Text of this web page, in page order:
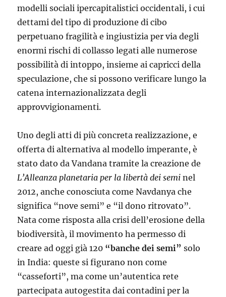
modelli sociali ipercapitalistici occidentali, i cui
dettami del tipo di produzione di cibo
perpetuano fragilità e ingiustizia per via degli
enormi rischi di collasso legati alle numerose
possibilità di intoppo, insieme ai capricci della
speculazione, che si possono verificare lungo la
catena internazionalizzata degli
approvvigionamenti.
Uno degli atti di più concreta realizzazione, e
offerta di alternativa al modello imperante, è
stato dato da Vandana tramite la creazione de
L’Alleanza planetaria per la libertà dei semi nel
2012, anche conosciuta come Navdanya che
significa “nove semi” e “il dono ritrovato”.
Nata come risposta alla crisi dell’erosione della
biodiversità, il movimento ha permesso di
creare ad oggi già 120 “banche dei semi” solo
in India: queste si figurano non come
“casseforti”, ma come un’autentica rete
partecipata autogestita dai contadini per la